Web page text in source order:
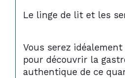
Le linge de lit et les
Vous serez
pour découvrir la
authentique de ce